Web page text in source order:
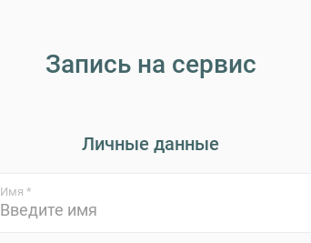
Запись на сервис
Личные данные
Имя *